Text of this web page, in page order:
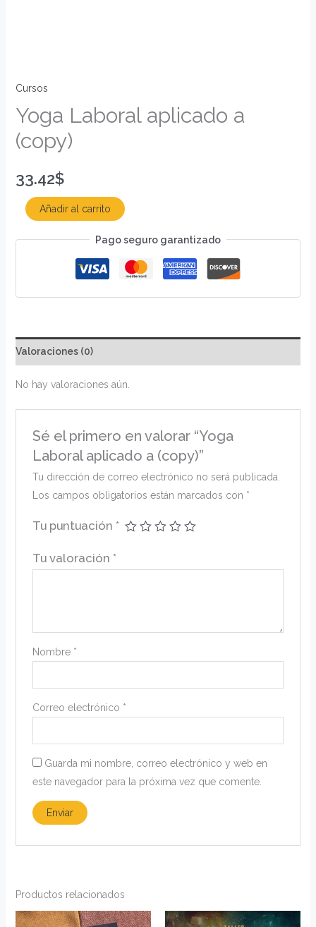
Cursos
Yoga Laboral aplicado a
(copy)
33.42$
Añadir al carrito
Pago seguro garantizado
Valoraciones (0)
No hay valoraciones aún.
Sé el primero en valorar “Yoga
Laboral aplicado a (copy)”
Tu dirección de correo electrónico no será publicada.
Los campos obligatorios están marcados con *
Tu puntuación *
Tu valoración *
Nombre *
Correo electrónico *
Guarda mi nombre, correo electrónico y web en
este navegador para la próxima vez que comente.
Productos relacionados